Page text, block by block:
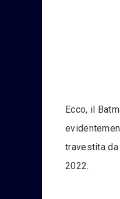
Ecco, il
travestita
2022.